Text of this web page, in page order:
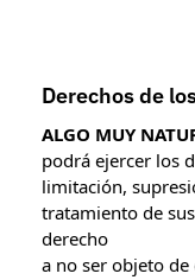
Derechos de
ALGO MUY
podrá ejercer los
limitación,
tratamiento de
derecho
a no ser objeto